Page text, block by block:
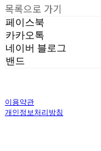
목록으로 가기
페이스북
카카오톡
네이버 블로그
밴드
이용약관
개인정보처리방침